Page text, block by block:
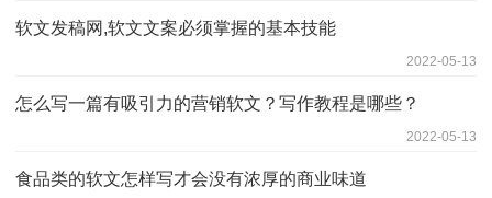
软文发稿网,软文文案必须掌握的基本技能
2022-05-13
怎么写一篇有吸引力的营销软文？写作教程是哪些？
2022-05-13
食品类的软文怎样写才会没有浓厚的商业味道